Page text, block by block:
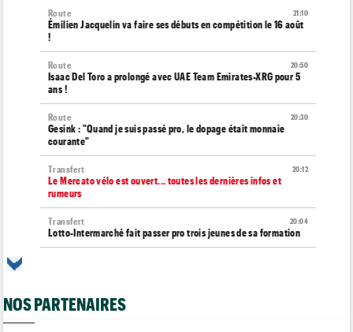
21:10
Route
Émilien Jacquelin va faire ses débuts en compétition le 16 août
!
20:50
Route
Isaac Del Toro a prolongé avec UAE Team Emirates-XRG pour 5
ans !
20:30
Route
Gesink : "Quand je suis passé pro, le dopage était monnaie
courante"
20:12
Transfert
Le Mercato vélo est ouvert... toutes les dernières infos et
rumeurs
20:04
Transfert
Lotto-Intermarché fait passer pro trois jeunes de sa formation
Tour de Burgos
Matthew Brennan : "Je me suis retrouvé un peu trop loin…"
NOS PARTENAIRES